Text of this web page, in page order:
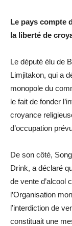
Le pays compte
la liberté de
Le député élu de
Limjitakon, qui a
monopole du
le fait de fonder
croyance
d’occupation
De son côté,
Drink, a déclaré
de vente d’alcool
l’Organisation
l’interdiction de
constituait une